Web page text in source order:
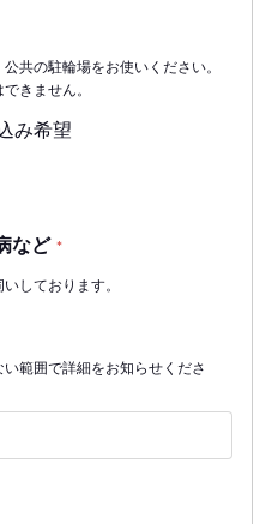
共の駐輪場をお使いください。
きません。
み希望
など *
しております。
い範囲で詳細をお知らせくださ